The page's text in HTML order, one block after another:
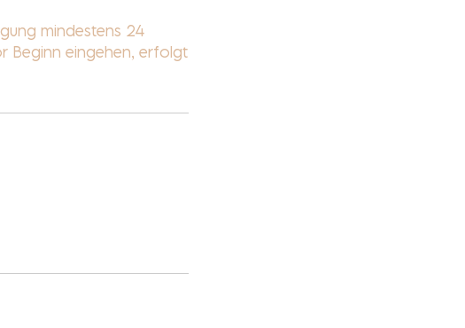
mindestens 24
Beginn eingehen, erfolgt